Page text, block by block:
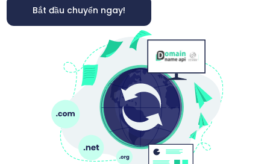
Bắt đầu chuyển ngay!